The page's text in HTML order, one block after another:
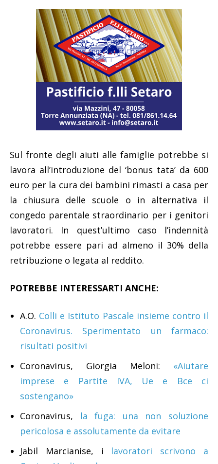
Sul fronte degli aiuti alle famiglie potrebbe si
lavora all’introduzione del ‘bonus tata’ da 600
euro per la cura dei bambini rimasti a casa per
la chiusura delle scuole o in alternativa il
congedo parentale straordinario per i genitori
lavoratori. In quest’ultimo caso l’indennità
potrebbe essere pari ad almeno il 30% della
retribuzione o legata al reddito.
POTREBBE INTERESSARTI ANCHE:
A.O. Colli e Istituto Pascale insieme contro il
Coronavirus. Sperimentato un farmaco:
risultati positivi
Coronavirus, Giorgia Meloni: «Aiutare
imprese e Partite IVA, Ue e Bce ci
sostengano»
Coronavirus, la fuga: una non soluzione
pericolosa e assolutamente da evitare
Jabil Marcianise, i lavoratori scrivono a